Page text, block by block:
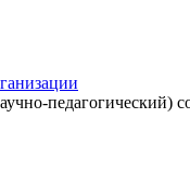
педагогический)